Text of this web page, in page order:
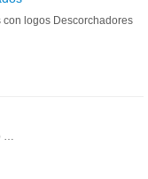
logos Descorchadores
…